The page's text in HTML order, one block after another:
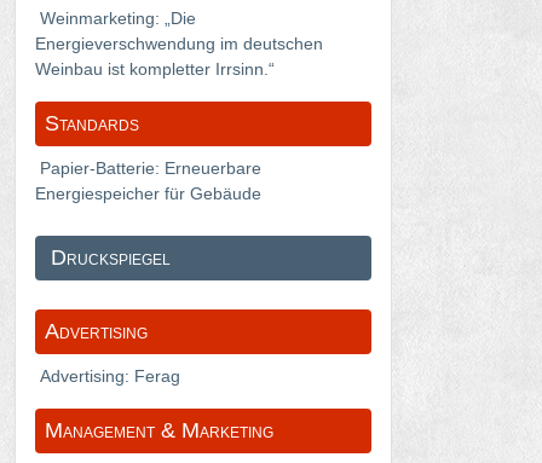
Weinmarketing: „Die
Energieverschwendung im deutschen
Weinbau ist kompletter Irrsinn.“
Standards
Papier-Batterie: Erneuerbare
Energiespeicher für Gebäude
Druckspiegel
Advertising
Advertising: Ferag
Management & Marketing